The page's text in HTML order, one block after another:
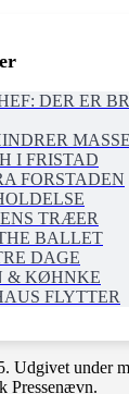
DER ER
I FRISTAD
FORSTADEN
TRÆER
BALLET
DAGE
& KØHNKE
FLYTTER
Udgivet under
Pressenævn.